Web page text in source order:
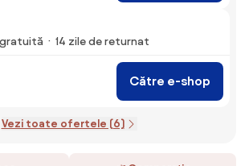
gratuită 14 zile de returnat
Către e-shop
Vezi toate ofertele (6)